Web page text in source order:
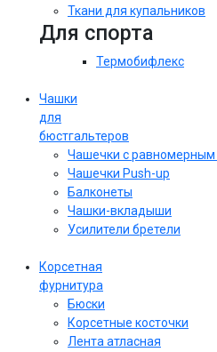
Ткани для купальников
Для спорта
Термобифлекс
Чашки
для
бюстгальтеров
Чашечки с
Чашечки Push-up
Балконеты
Чашки-вкладыши
Усилители бретели
Корсетная
фурнитура
Бюски
Корсетные косточки
Лента атласная